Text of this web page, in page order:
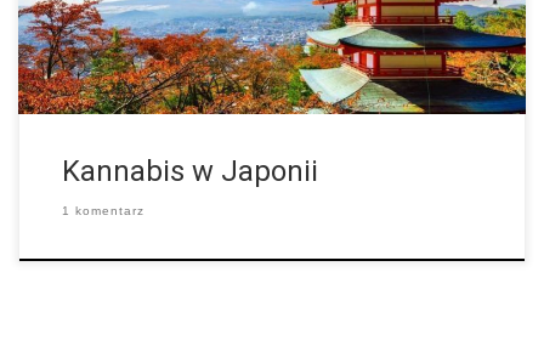
otrzymać karę do siedmiu lat pozbawienia wolności. Ludzie,
którzy nielegalnie posiadają […]
Kannabis w Japonii
1 komentarz